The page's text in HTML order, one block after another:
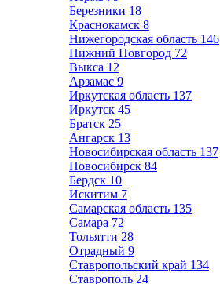
Березники 18
Краснокамск 8
Нижегородская область 146
Нижний Новгород 72
Выкса 12
Арзамас 9
Иркутская область 137
Иркутск 45
Братск 25
Ангарск 13
Новосибирская область 137
Новосибирск 84
Бердск 10
Искитим 7
Самарская область 135
Самара 72
Тольятти 28
Отрадный 9
Ставропольский край 134
Ставрополь 24